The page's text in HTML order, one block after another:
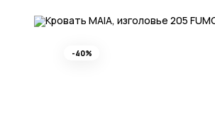
-40%